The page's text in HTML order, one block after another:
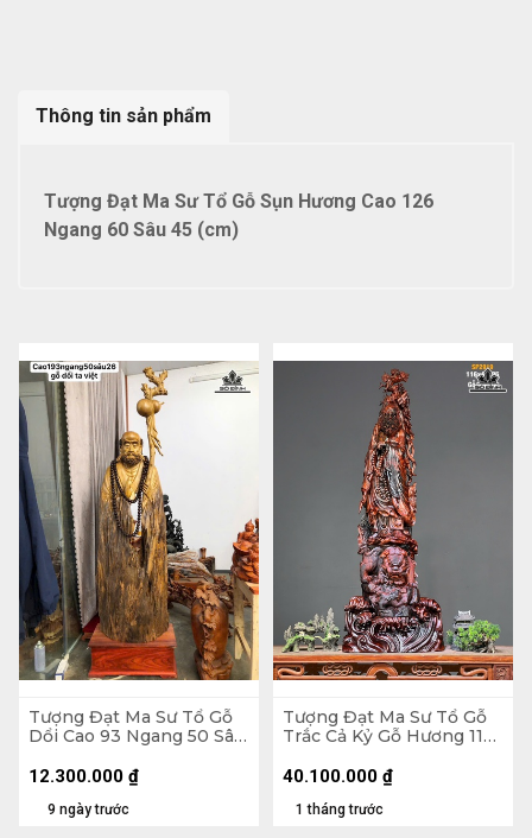
Thông tin sản phẩm
Tượng Đạt Ma Sư Tổ Gỗ Sụn Hương Cao 126
Ngang 60 Sâu 45 (cm)
Tượng Đạt Ma Sư Tổ Gỗ
Dổi Cao 93 Ngang 50 Sâu
9 ngày trước
12.300.000 ₫
Tượng Đạt Ma Sư Tổ Gỗ
Trắc Cả Kỷ Gỗ Hương 116
Không Kỷ 103
1 tháng trước
40.100.000 ₫